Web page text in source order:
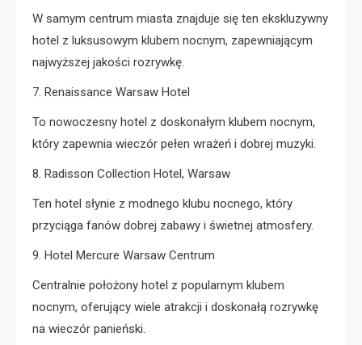
W samym centrum miasta znajduje się ten ekskluzywny
hotel z luksusowym klubem nocnym, zapewniającym
najwyższej jakości rozrywkę.
7. Renaissance Warsaw Hotel
To nowoczesny hotel z doskonałym klubem nocnym,
który zapewnia wieczór pełen wrażeń i dobrej muzyki.
8. Radisson Collection Hotel, Warsaw
Ten hotel słynie z modnego klubu nocnego, który
przyciąga fanów dobrej zabawy i świetnej atmosfery.
9. Hotel Mercure Warsaw Centrum
Centralnie położony hotel z popularnym klubem
nocnym, oferujący wiele atrakcji i doskonałą rozrywkę
na wieczór panieński.